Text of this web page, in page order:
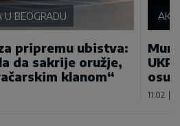
U BEOGRADU
pripremu ubistva:
da sakrije oružje,
klanom“
11:02